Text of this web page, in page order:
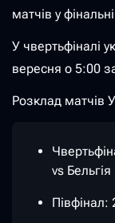
матчів у
У чвертьфіналі
вересня о 5:00
Розклад матчів
vs Бельгія